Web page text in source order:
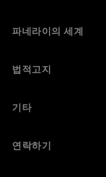
파네라이의 세계
법적고지
기타
연락하기